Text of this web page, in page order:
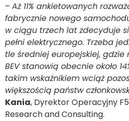
– Aż 11% ankietowanych
fabrycznie nowego
w ciągu trzech lat zdecyduje
pełni elektrycznego. Trzeba
tle średniej europejskiej,
BEV stanowią obecnie około
takim wskaźnikiem wciąż
większością państw
Kania, Dyrektor Operacyjny
Research and Consulting.